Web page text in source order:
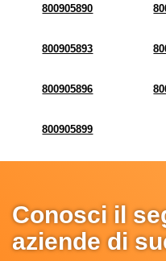
800905890
800905893
800905896
800905899
Conosci il
aziende di